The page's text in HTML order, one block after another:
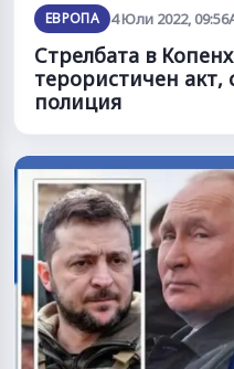
ЕВРОПА 4 Юли 2022, 09:56
Стрелбата в
терористичен акт,
полиция